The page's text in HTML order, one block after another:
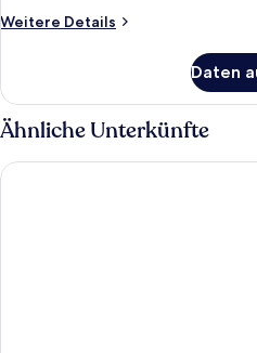
Weitere Details
Weitere
Daten
Ähnliche Unterkünfte
Holiday Inn Hamburg - Berliner